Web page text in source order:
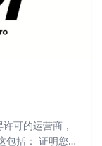
可的运营商，
包括： 证明您身